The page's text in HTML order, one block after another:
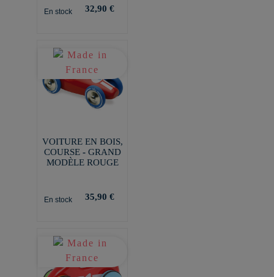
En stock 32,90 €
VOITURE EN BOIS,
COURSE - GRAND
MODÈLE ROUGE
En stock 35,90 €